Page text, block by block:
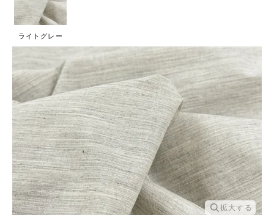
ライトグレー
拡大する